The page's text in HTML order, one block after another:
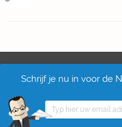
Schrijf je nu in voor de